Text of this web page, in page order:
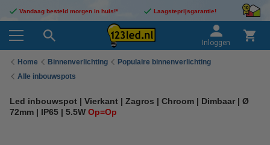
Vandaag besteld morgen in huis!* Laagsteprijsgarantie!
Inloggen
Home Binnenverlichting
Populaire binnenverlichting
Alle inbouwspots
Led inbouwspot | Vierkant | Zagros | Chroom | Dimbaar | Ø
72mm | IP65 | 5.5W Op=Op